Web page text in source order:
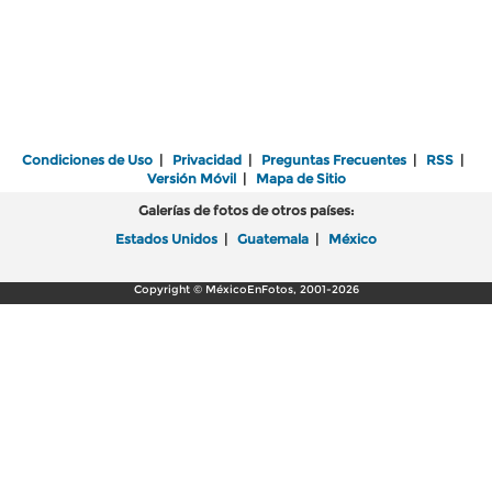
Condiciones de Uso | Privacidad | Preguntas Frecuentes | RSS |
Versión Móvil| Mapa de Sitio
Galerías de fotos de otros países:
Estados Unidos | Guatemala | México
Copyright © MéxicoEnFotos, 2001-2026